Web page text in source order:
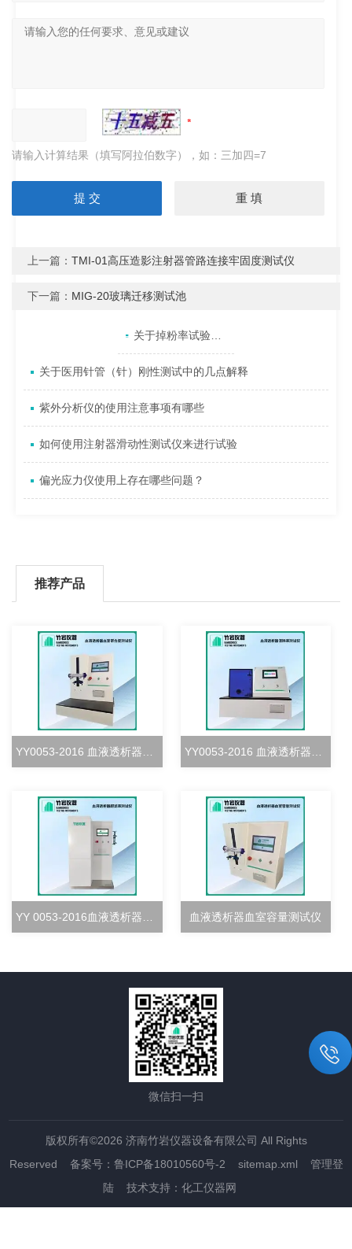
请输入计算结果（填写阿拉伯数字），如：三加四=7
上一篇：TMI-01高压造影注射器管路连接牢固度测试仪
下一篇： MIG-20玻璃迁移测试池
相关文章 关于掉粉率试验机按照标准GB\T 20810-2018测试说明
关于医用针管（针）刚性测试中的几点解释
紫外分析仪的使用注意事项有哪些
如何使用注射器滑动性测试仪来进行试验
偏光应力仪使用上存在哪些问题？
推荐产品
YY0053-2016 血液透析器血室密合度测试仪 YY0053-2016 血液透析器清除率测试仪
YY 0053-2016血液透析器超滤率测试仪 血液透析器血室容量测试仪
微信扫一扫
版权所有©2026 济南竹岩仪器设备有限公司 All Rights
Reserved 备案号：鲁ICP备18010560号-2 sitemap.xml
管理登
陆 技术支持： 化工仪器网